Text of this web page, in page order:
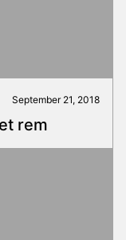
September 21, 2018
rem